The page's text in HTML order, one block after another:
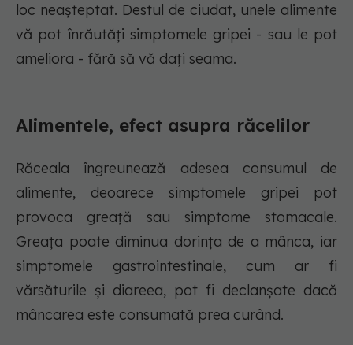
loc neașteptat. Destul de ciudat, unele alimente
vă pot înrăutăți simptomele gripei - sau le pot
ameliora - fără să vă dați seama.
Alimentele, efect asupra răcelilor
Răceala îngreunează adesea consumul de
alimente, deoarece simptomele gripei pot
provoca greață sau simptome stomacale.
Greața poate diminua dorința de a mânca, iar
simptomele gastrointestinale, cum ar fi
vărsăturile și diareea, pot fi declanșate dacă
mâncarea este consumată prea curând.